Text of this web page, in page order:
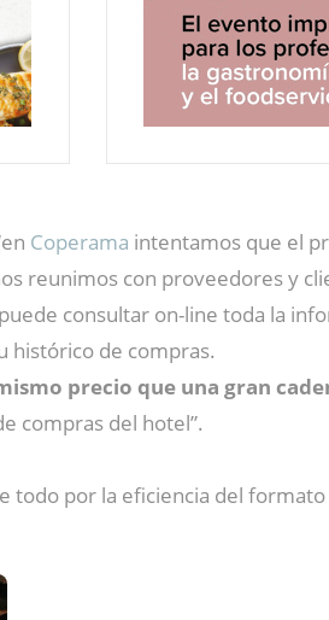
Coperama intentamos que el
reunimos con proveedores y
consultar on-line toda la
histórico de compras.
precio que una gran
compras del hotel”.
todo por la eficiencia del formato